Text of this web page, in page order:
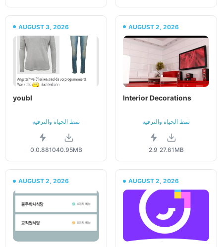
AUGUST 3, 2026
youbl
نمط الحياة والترفيه
0.0.881040.95MB
AUGUST 2, 2026
Interior Decorations
نمط الحياة والترفيه
2.9 27.61MB
AUGUST 2, 2026 AUGUST 2, 2026